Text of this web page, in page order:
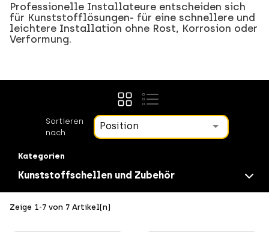
Professionelle Installateure entscheiden sich
für Kunststofflösungen- für eine schnellere und
leichtere Installation ohne Rost, Korrosion oder
Verformung.
Sortieren
nach
Position
Kategorien
Kunststoffschellen und Zubehör
Zeige 1-7 von 7 Artikel(n)